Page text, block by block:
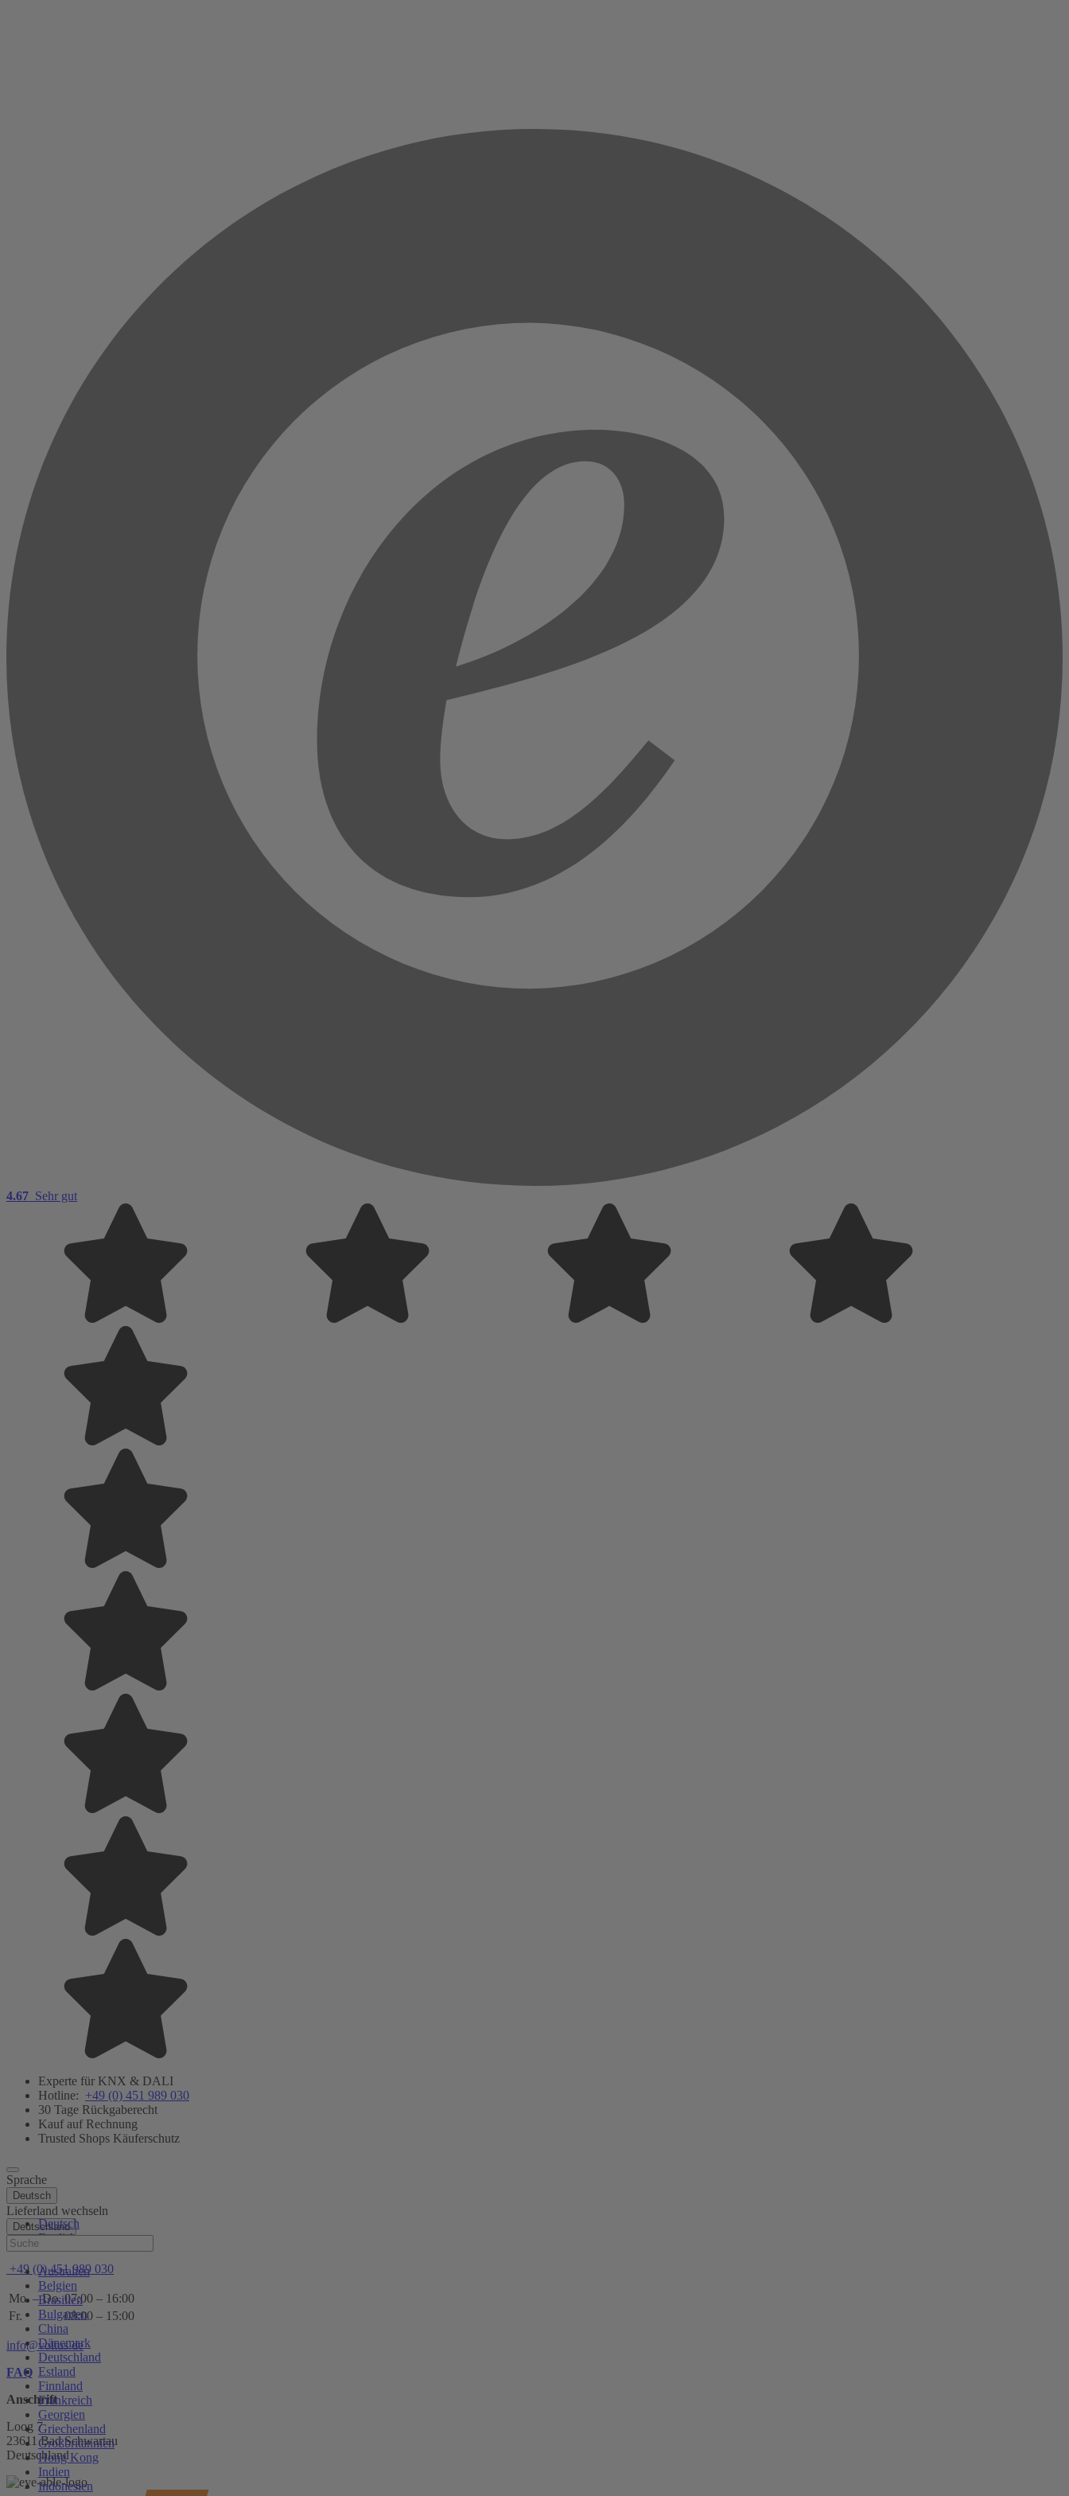
4.67 Sehr gut
Experte für KNX & DALI
Hotline: +49 (0) 451 989 030
30 Tage Rückgaberecht
Kauf auf Rechnung
Trusted Shops Käuferschutz
Sprache
Deutsch
Deutsch
English
Lieferland wechseln
Deutschland
Australien
Belgien
Brasilien
Bulgarien
China
Dänemark
Deutschland
Estland
Finnland
Frankreich
Georgien
Griechenland
Großbritannien
Hong Kong
Indien
Indonesien
Hilfe
+49 (0) 451 989 030
Mo. – Do. 07:00 – 16:00
Fr.
08:00 – 15:00
info@voltus.de
FAQ
Anschrift
Loog 7
23611 Bad Schwartau
Deutschland